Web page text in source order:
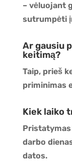
– vėluojant
sutrumpėti
Ar gausiu
keitimą?
Taip, prieš
priminimas
Kiek laiko
darbo
datos.